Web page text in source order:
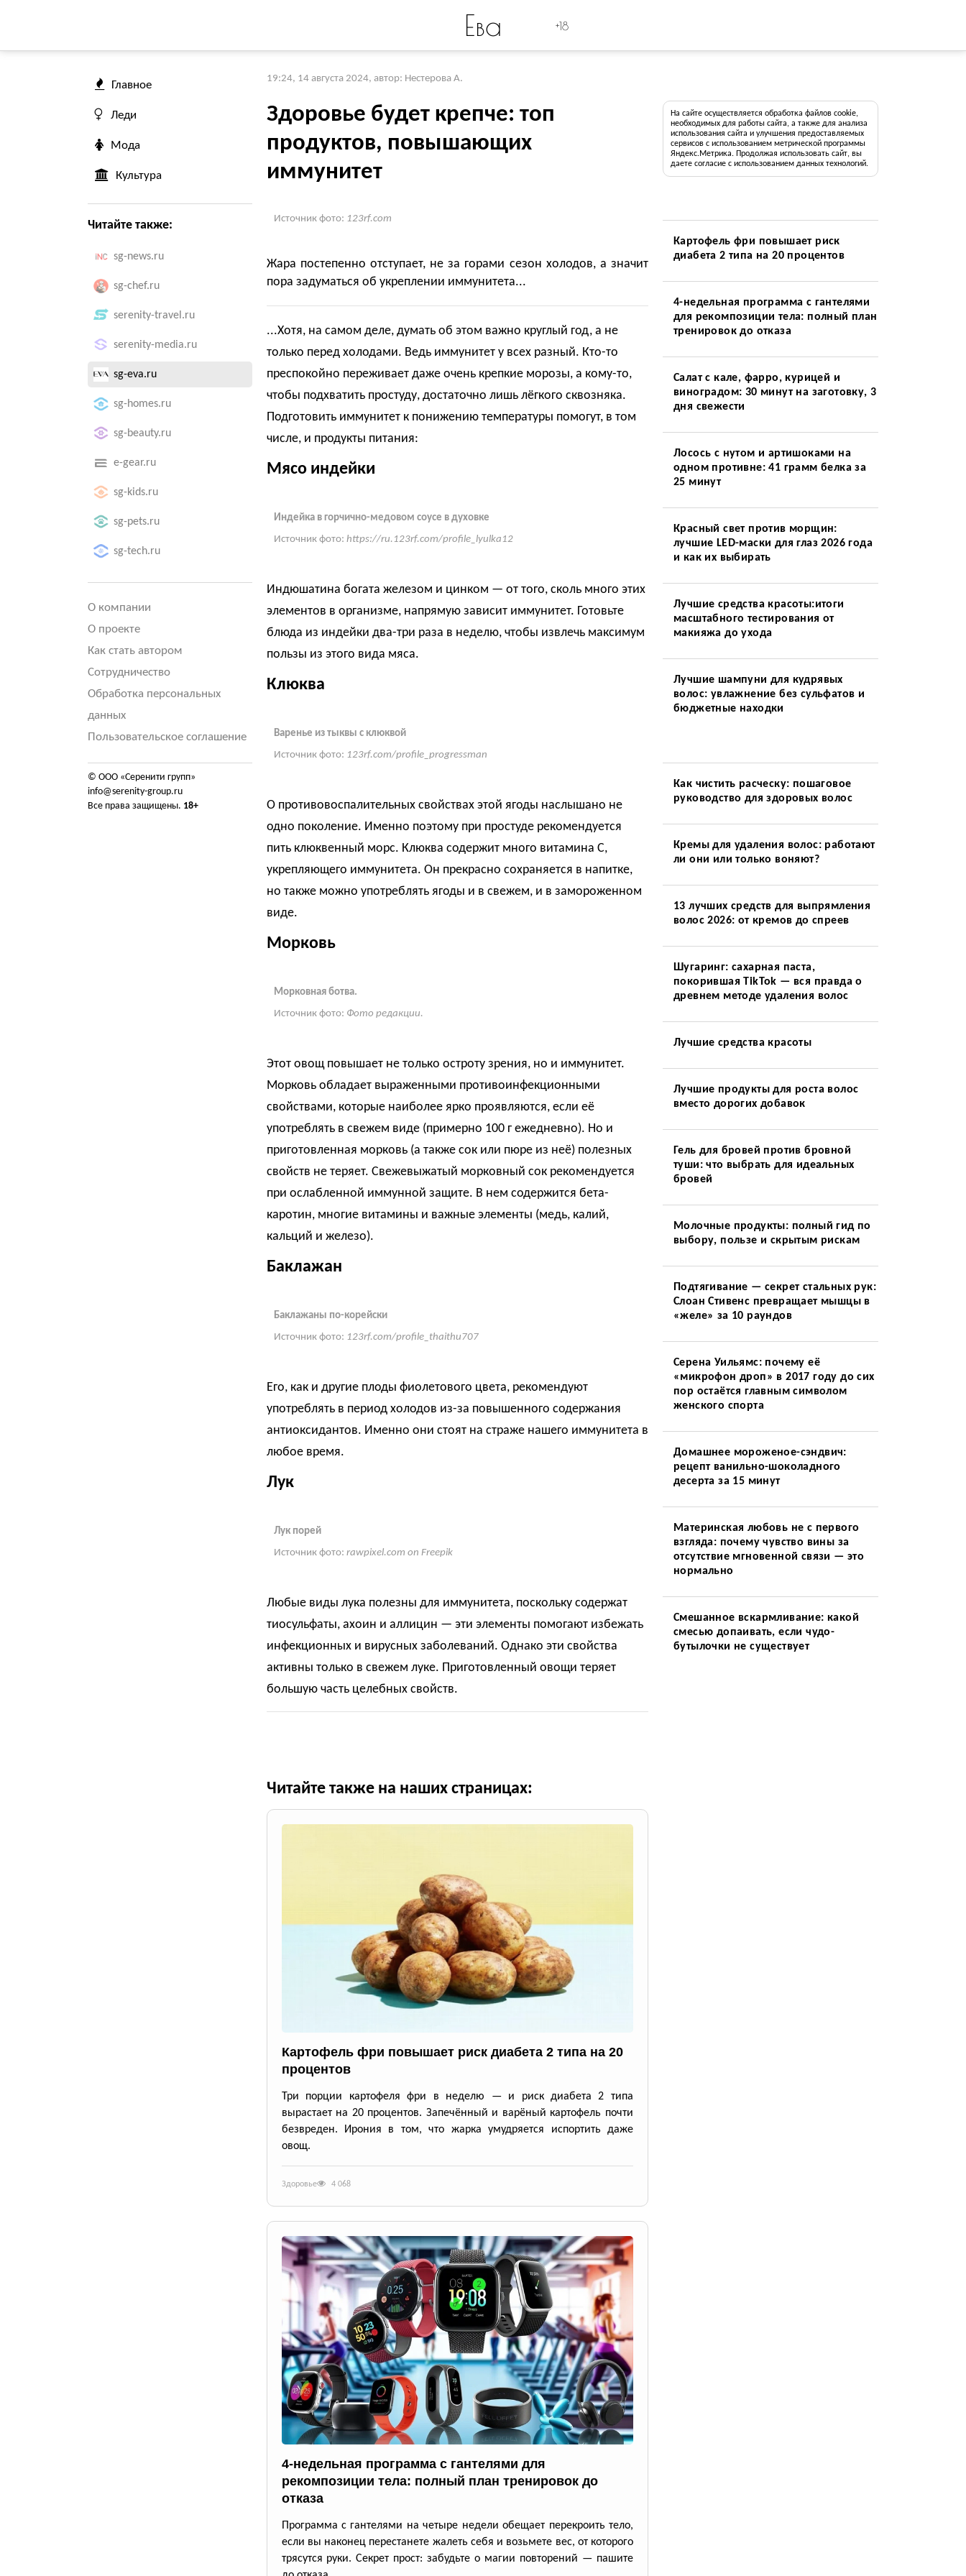
Ева +18
Главное
Леди
Мода
Культура
Читайте также:
sg-news.ru
sg-chef.ru
serenity-travel.ru
serenity-media.ru
sg-eva.ru
sg-homes.ru
sg-beauty.ru
e-gear.ru
sg-kids.ru
sg-pets.ru
sg-tech.ru
О компании
О проекте
Как стать автором
Сотрудничество
Обработка персональных
данных
Пользовательское соглашение
© ООО «Серенити групп»
info@serenity-group.ru
Все права защищены. 18+
19:24, 14 августа 2024, автор: Нестерова А.
Здоровье будет крепче: топ
продуктов, повышающих
иммунитет
Источник фото: 123rf.com
Жара постепенно отступает, не за горами сезон холодов, а значит
пора задуматься об укреплении иммунитета...
...Хотя, на самом деле, думать об этом важно круглый год, а не
только перед холодами. Ведь иммунитет у всех разный. Кто-то
преспокойно переживает даже очень крепкие морозы, а кому-то,
чтобы подхватить простуду, достаточно лишь лёгкого сквозняка.
Подготовить иммунитет к понижению температуры помогут, в том
числе, и продукты питания:
Мясо индейки
Индейка в горчично-медовом соусе в духовке
Источник фото: https://ru.123rf.com/profile_lyulka12
Индюшатина богата железом и цинком — от того, сколь много этих
элементов в организме, напрямую зависит иммунитет. Готовьте
блюда из индейки два-три раза в неделю, чтобы извлечь максимум
пользы из этого вида мяса.
Клюква
Варенье из тыквы с клюквой
Источник фото: 123rf.com/profile_progressman
О противовоспалительных свойствах этой ягоды наслышано не
одно поколение. Именно поэтому при простуде рекомендуется
пить клюквенный морс. Клюква содержит много витамина C,
укрепляющего иммунитета. Он прекрасно сохраняется в напитке,
но также можно употреблять ягоды и в свежем, и в замороженном
виде.
Морковь
Морковная ботва.
Источник фото: Фото редакции.
Этот овощ повышает не только остроту зрения, но и иммунитет.
Морковь обладает выраженными противоинфекционными
свойствами, которые наиболее ярко проявляются, если её
употреблять в свежем виде (примерно 100 г ежедневно). Но и
приготовленная морковь (а также сок или пюре из неё) полезных
свойств не теряет. Свежевыжатый морковный сок рекомендуется
при ослабленной иммунной защите. В нем содержится бета-
каротин, многие витамины и важные элементы (медь, калий,
кальций и железо).
Баклажан
Баклажаны по-корейски
Источник фото: 123rf.com/profile_thaithu707
Его, как и другие плоды фиолетового цвета, рекомендуют
употреблять в период холодов из-за повышенного содержания
антиоксидантов. Именно они стоят на страже нашего иммунитета в
любое время.
Лук
Лук порей
Источник фото: rawpixel.com on Freepik
Любые виды лука полезны для иммунитета, поскольку содержат
тиосульфаты, ахоин и аллицин — эти элементы помогают избежать
инфекционных и вирусных заболеваний. Однако эти свойства
активны только в свежем луке. Приготовленный овощи теряет
большую часть целебных свойств.
Читайте также на наших страницах:
Картофель фри повышает риск диабета 2 типа на 20
процентов
Три порции картофеля фри в неделю — и риск диабета 2 типа
вырастает на 20 процентов. Запечённый и варёный картофель почти
безвреден. Ирония в том, что жарка умудряется испортить даже
овощ.
Здоровье 4 068
4-недельная программа с гантелями для
рекомпозиции тела: полный план тренировок до
отказа
Программа с гантелями на четыре недели обещает перекроить тело,
если вы наконец перестанете жалеть себя и возьмете вес, от которого
трясутся руки. Секрет прост: забудьте о магии повторений — пашите
На сайте осуществляется обработка файлов cookie,
необходимых для работы сайта, а также для анализа
использования сайта и улучшения предоставляемых
сервисов с использованием метрической программы
Яндекс.Метрика. Продолжая использовать сайт, вы
даете согласие с использованием данных технологий.
Картофель фри повышает риск
диабета 2 типа на 20 процентов
4-недельная программа с гантелями
для рекомпозиции тела: полный план
тренировок до отказа
Салат с кале, фарро, курицей и
виноградом: 30 минут на заготовку, 3
дня свежести
Лосось с нутом и артишоками на
одном противне: 41 грамм белка за
25 минут
Красный свет против морщин:
лучшие LED-маски для глаз 2026 года
и как их выбирать
Лучшие средства красоты:итоги
масштабного тестирования от
макияжа до ухода
Лучшие шампуни для кудрявых
волос: увлажнение без сульфатов и
бюджетные находки
Как чистить расческу: пошаговое
руководство для здоровых волос
Кремы для удаления волос: работают
ли они или только воняют?
13 лучших средств для выпрямления
волос 2026: от кремов до спреев
Шугаринг: сахарная паста,
покорившая TikTok — вся правда о
древнем методе удаления волос
Лучшие средства красоты
Лучшие продукты для роста волос
вместо дорогих добавок
Гель для бровей против бровной
туши: что выбрать для идеальных
бровей
Молочные продукты: полный гид по
выбору, пользе и скрытым рискам
Подтягивание — секрет стальных рук:
Слоан Стивенс превращает мышцы в
«желе» за 10 раундов
Серена Уильямс: почему её
«микрофон дроп» в 2017 году до сих
пор остаётся главным символом
женского спорта
Домашнее мороженое-сэндвич:
рецепт ванильно-шоколадного
десерта за 15 минут
Материнская любовь не с первого
взгляда: почему чувство вины за
отсутствие мгновенной связи — это
нормально
Смешанное вскармливание: какой
смесью допаивать, если чудо-
бутылочки не существует